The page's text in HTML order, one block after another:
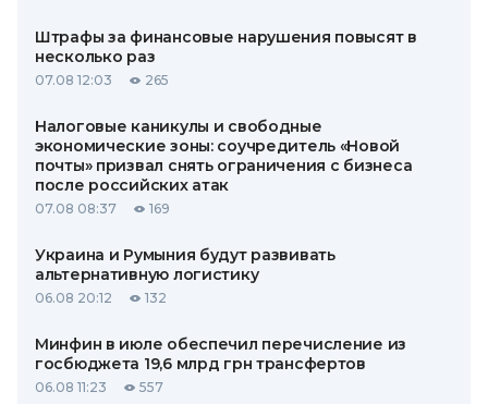
Штрафы за финансовые нарушения повысят в
несколько раз
07.08 12:03 265
Налоговые каникулы и свободные
экономические зоны: соучредитель «Новой
почты» призвал снять ограничения с бизнеса
после российских атак
07.08 08:37 169
Украина и Румыния будут развивать
альтернативную логистику
06.08 20:12 132
Минфин в июле обеспечил перечисление из
госбюджета 19,6 млрд грн трансфертов
06.08 11:23 557